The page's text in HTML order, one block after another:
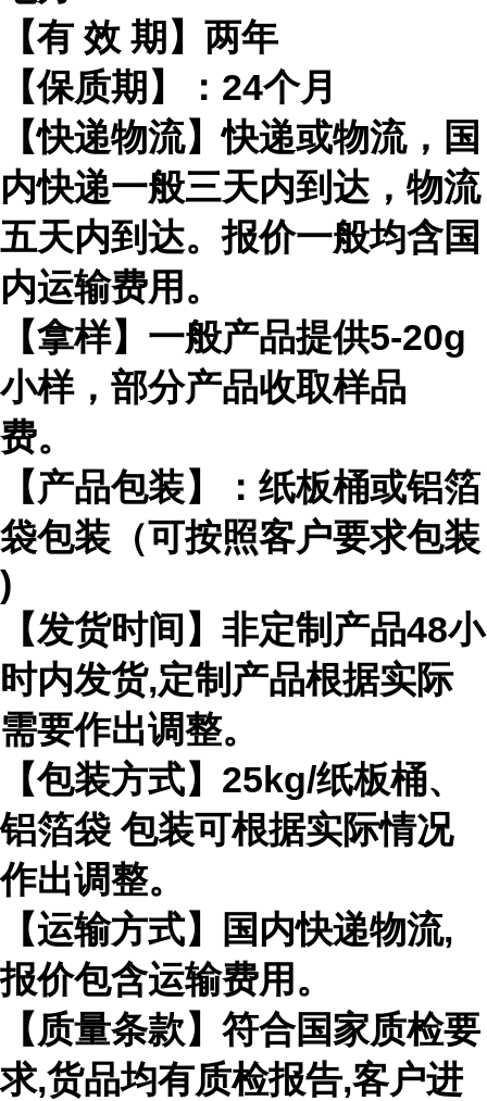
【有 效 期】两年
【保质期】： 24个月
【快递物流】快递或物流，国
内快递一般三天内到达，物流
五天内到达。报价一般均含国
内运输费用。
【拿样】一般产品提供5-20g
小样，部分产品收取样品
费。
【产品包装】：纸板桶或铝箔
袋包装（可按照客户要求包装
)
【发货时间】非定制产品48小
时内发货,定制产品根据实际
需要作出调整。
【包装方式】 25kg/纸板桶、
铝箔袋 包装可根据实际情况
作出调整。
【运输方式】国内快递物流,
报价包含运输费用。
【质量条款】符合国家质检要
求,货品均有质检报告,客户进